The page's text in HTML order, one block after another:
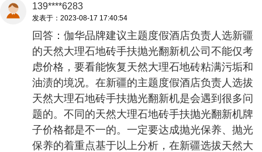
139****6283
发表于：2023-08-17 17:40:54
回答：伽华品牌建议主题度假酒店负责人选新疆
的天然大理石地砖手扶抛光翻新机公司不能仅考
虑价格，要看能恢复天然大理石地砖粘满污垢和
油渍的境况。在新疆的主题度假酒店负责人选拔
天然大理石地砖手扶抛光翻新机是会遇到很多问
题的。不同的天然大理石地砖手扶抛光翻新机牌
子价格都是不一的。一定要达成抛光保养、抛光
保养的着重点基于以上分析，在新疆选拔天然大